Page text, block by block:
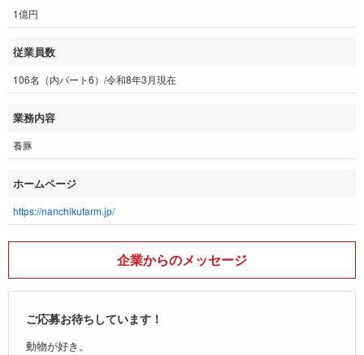
1億円
従業員数
106名（内パート6）/令和8年3月現在
業務内容
養豚
ホームページ
https://nanchikufarm.jp/
企業からのメッセージ
ご応募お待ちしています！
動物が好き。